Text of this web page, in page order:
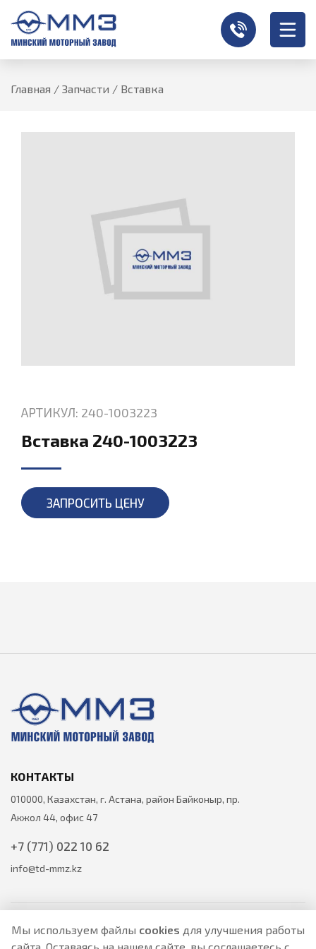
Главная / Запчасти / Вставка
АРТИКУЛ: 240-1003223
Вставка 240-1003223
ЗАПРОСИТЬ ЦЕНУ
Мы используем файлы cookies для улучшения работы
КОНТАКТЫ
010000, Казахстан, г. Астана, район Байконыр, пр.
Акжол 44, офис 47
+7 (771) 022 10 62
info@td-mmz.kz